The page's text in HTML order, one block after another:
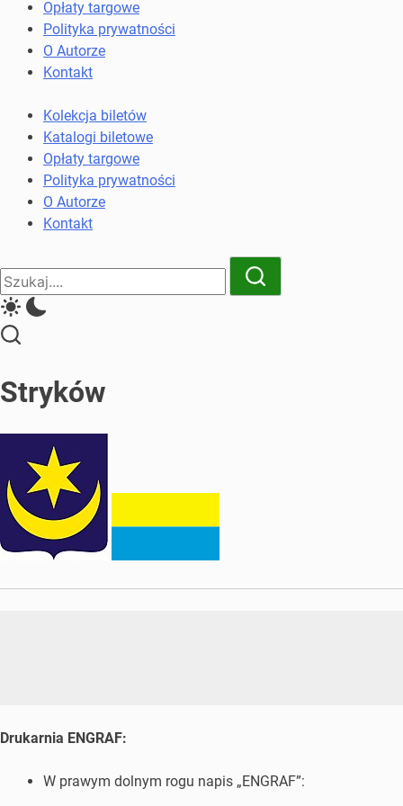
komunikacji
miejskiej
kolejowych
Opłaty targowe
Polityka prywatności
O Autorze
Kontakt
Kolekcja biletów
Katalogi biletowe
Opłaty targowe
Polityka prywatności
O Autorze
Kontakt
Close
Search
Search
Stryków
Drukarnia ENGRAF:
W prawym dolnym rogu napis „ENGRAF”: